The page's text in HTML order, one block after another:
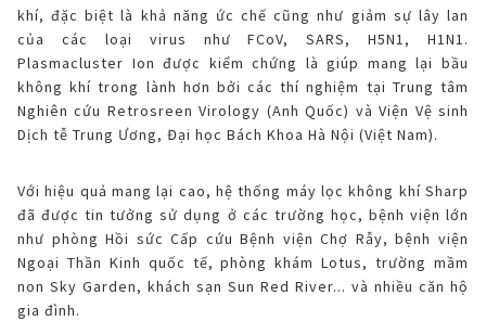
khí, đặc biệt là khả năng ức chế cũng như giảm sự lây lan
của các loại virus như FCoV, SARS, H5N1, H1N1.
Plasmacluster Ion được kiểm chứng là giúp mang lại bầu
không khí trong lành hơn bởi các thí nghiệm tại Trung tâm
Nghiên cứu Retrosreen Virology (Anh Quốc) và Viện Vệ sinh
Dịch tễ Trung Ương, Đại học Bách Khoa Hà Nội (Việt Nam).
Với hiệu quả mang lại cao, hệ thống máy lọc không khí Sharp
đã được tin tưởng sử dụng ở các trường học, bệnh viện lớn
như phòng Hồi sức Cấp cứu Bệnh viện Chợ Rẫy, bệnh viện
Ngoại Thần Kinh quốc tế, phòng khám Lotus, trường mầm
non Sky Garden, khách sạn Sun Red River... và nhiều căn hộ
gia đình.